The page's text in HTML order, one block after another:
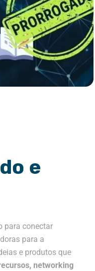
e
para conectar
para a
e produtos que
networking